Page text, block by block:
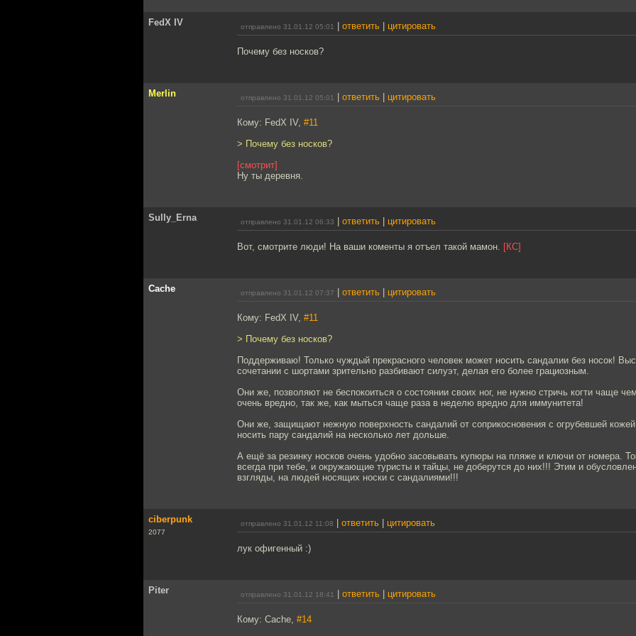
FedX IV отправлено 31.01.12 05:01 ответить цитировать
Почему без носков?
Merlin отправлено 31.01.12 05:01 ответить цитировать
Кому: FedX IV, #11
> Почему без носков?
[смотрит]
Ну ты деревня.
Sully_Erna отправлено 31.01.12 06:33 ответить цитировать
Вот, смотрите люди! На ваши коменты я отъел такой мамон. [КС]
Cache отправлено 31.01.12 07:37 ответить цитировать
Кому: FedX IV, #11
> Почему без носков?
Поддерживаю! Только чуждый прекрасного человек может носить сандалии без носок!
сочетании с шортами зрительно разбивают силуэт, делая его более грациозным.
Они же, позволяют не беспокоиться о состоянии своих ног, не нужно стричь когти чаще
очень вредно, так же, как мыться чаще раза в неделю вредно для иммунитета!
Они же, защищают нежную поверхность сандалий от соприкосновения с огрубевшей кожей
носить пару сандалий на несколько лет дольше.
А ещё за резинку носков очень удобно засовывать купюры на пляже и ключи от номера.
всегда при тебе, и окружающие туристы и тайцы, не доберутся до них!!! Этим и
взгляды, на людей носящих носки с сандалиями!!!
ciberpunk
2077
отправлено 31.01.12 11:08 ответить цитировать
лук офигенный :)
Piter отправлено 31.01.12 18:41 ответить цитировать
Кому: Cache, #14